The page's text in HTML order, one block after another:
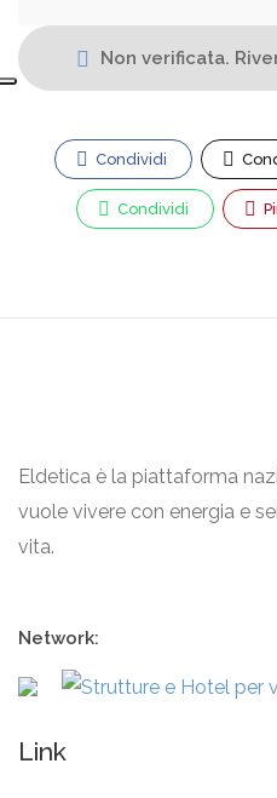
Non verificata.
Condividi
Condividi
Eldetica è la piattaforma
vuole vivere con energia e
vita.
Network:
Link